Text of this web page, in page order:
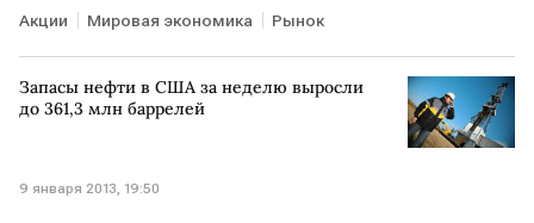
Акции Мировая экономика Рынок
Запасы нефти в США за неделю выросли
до 361,3 млн баррелей
9 января 2013, 19:50